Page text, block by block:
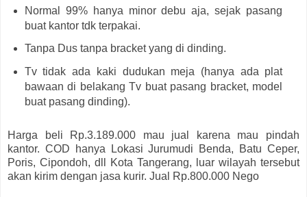
Normal 99% hanya minor debu aja, sejak pasang
buat kantor tdk terpakai.
Tanpa Dus tanpa bracket yang di dinding.
Tv tidak ada kaki dudukan meja (hanya ada plat
bawaan di belakang Tv buat pasang bracket, model
buat pasang dinding).
Harga beli Rp.3.189.000 mau jual karena mau pindah
kantor. COD hanya Lokasi Jurumudi Benda, Batu Ceper,
Poris, Cipondoh, dll Kota Tangerang, luar wilayah tersebut
akan kirim dengan jasa kurir. Jual Rp.800.000 Nego